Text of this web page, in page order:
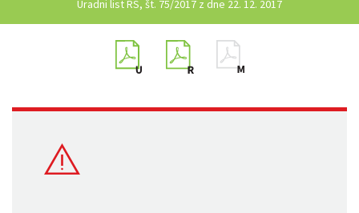
Uradni list RS, št. 75/2017 z dne 22. 12. 2017